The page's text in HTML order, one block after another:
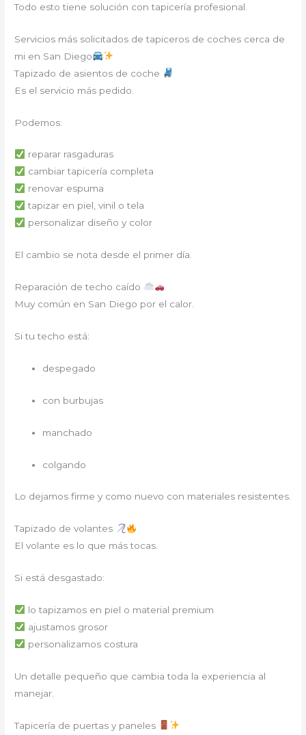
Todo esto tiene solución con tapicería profesional.
Servicios más solicitados de tapiceros de coches cerca de
mi en San Diego
Tapizado de asientos de coche
Es el servicio más pedido.
Podemos:
reparar rasgaduras
cambiar tapicería completa
renovar espuma
tapizar en piel, vinil o tela
personalizar diseño y color
El cambio se nota desde el primer día.
Reparación de techo caído
Muy común en San Diego por el calor.
Si tu techo está:
despegado
con burbujas
manchado
colgando
Lo dejamos firme y como nuevo con materiales resistentes.
Tapizado de volantes
El volante es lo que más tocas.
Si está desgastado:
lo tapizamos en piel o material premium
ajustamos grosor
personalizamos costura
Un detalle pequeño que cambia toda la experiencia al
manejar.
Tapicería de puertas y paneles